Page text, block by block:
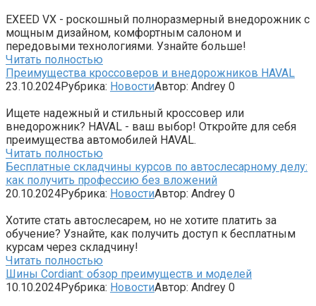
EXEED VX - роскошный полноразмерный внедорожник с
мощным дизайном, комфортным салоном и
передовыми технологиями. Узнайте больше!
Читать полностью
Преимущества кроссоверов и внедорожников HAVAL
23.10.2024Рубрика: НовостиАвтор: Andrey 0
Ищете надежный и стильный кроссовер или
внедорожник? HAVAL - ваш выбор! Откройте для себя
преимущества автомобилей HAVAL.
Читать полностью
Бесплатные складчины курсов по автослесарному делу:
как получить профессию без вложений
20.10.2024Рубрика: НовостиАвтор: Andrey 0
Хотите стать автослесарем, но не хотите платить за
обучение? Узнайте, как получить доступ к бесплатным
курсам через складчину!
Читать полностью
Шины Cordiant: обзор преимуществ и моделей
10.10.2024Рубрика: НовостиАвтор: Andrey 0